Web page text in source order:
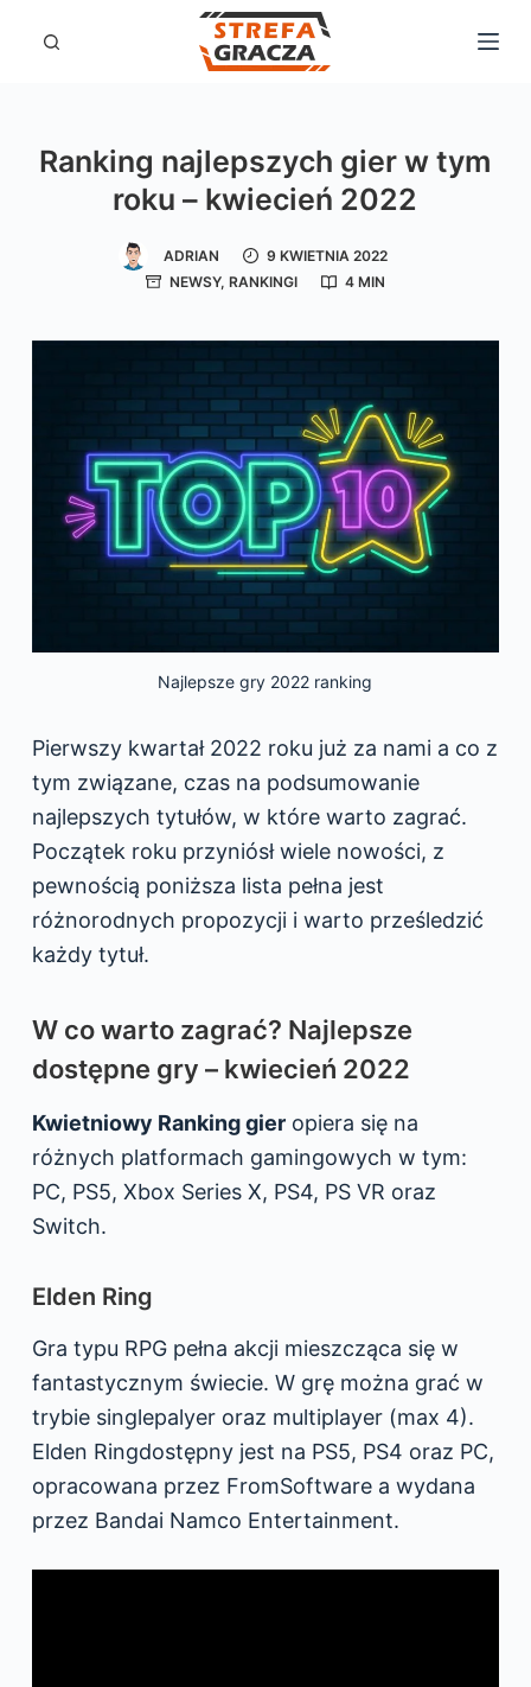
Ranking najlepszych gier w tym
roku – kwiecień 2022
ADRIAN
9 KWIETNIA 2022
NEWSY, RANKINGI 4 MIN
Najlepsze gry 2022 ranking
Pierwszy kwartał 2022 roku już za nami a co z
tym związane, czas na podsumowanie
najlepszych tytułów, w które warto zagrać.
Początek roku przyniósł wiele nowości, z
pewnością poniższa lista pełna jest
różnorodnych propozycji i warto prześledzić
każdy tytuł.
W co warto zagrać? Najlepsze
dostępne gry – kwiecień 2022
Kwietniowy Ranking gieropiera się na
różnych platformach gamingowych w tym:
PC, PS5, Xbox Series X, PS4, PS VR oraz
Switch.
Elden Ring
Gra typu RPG pełna akcji mieszcząca się w
fantastycznym świecie. W grę można grać w
trybie singlepalyer oraz multiplayer (max 4).
Elden Ringdostępny jest na PS5, PS4 oraz PC,
opracowana przez FromSoftware a wydana
przez Bandai Namco Entertainment.